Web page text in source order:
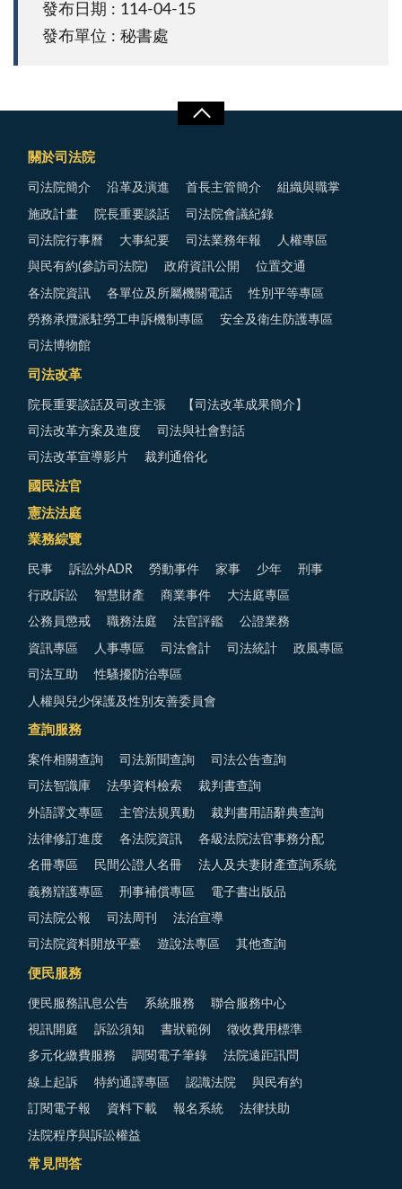
發布日期 : 114-04-15
發布單位 : 秘書處
關於司法院
司法院簡介 沿革及演進 首長主管簡介 組織與職掌
施政計畫 院長重要談話 司法院會議紀錄
司法院行事曆 大事紀要 司法業務年報 人權專區
與民有約(參訪司法院) 政府資訊公開 位置交通
各法院資訊 各單位及所屬機關電話 性別平等專區
勞務承攬派駐勞工申訴機制專區 安全及衛生防護專區
司法博物館
司法改革
院長重要談話及司改主張 【司法改革成果簡介】
司法改革方案及進度 司法與社會對話
司法改革宣導影片 裁判通俗化
國民法官
憲法法庭
業務綜覽
民事 訴訟外ADR 勞動事件 家事 少年 刑事
行政訴訟 智慧財產 商業事件 大法庭專區
公務員懲戒 職務法庭 法官評鑑 公證業務
資訊專區 人事專區 司法會計 司法統計 政風專區
司法互助 性騷擾防治專區
人權與兒少保護及性別友善委員會
查詢服務
案件相關查詢 司法新聞查詢 司法公告查詢
司法智識庫 法學資料檢索 裁判書查詢
外語譯文專區 主管法規異動 裁判書用語辭典查詢
法律修訂進度 各法院資訊 各級法院法官事務分配
名冊專區 民間公證人名冊 法人及夫妻財產查詢系統
義務辯護專區 刑事補償專區 電子書出版品
司法院公報 司法周刊 法治宣導
司法院資料開放平臺 遊說法專區 其他查詢
便民服務
便民服務訊息公告 系統服務 聯合服務中心
視訊開庭 訴訟須知 書狀範例 徵收費用標準
多元化繳費服務 調閱電子筆錄 法院遠距訊問
線上起訴 特約通譯專區 認識法院 與民有約
訂閱電子報 資料下載 報名系統 法律扶助
法院程序與訴訟權益
常見問答